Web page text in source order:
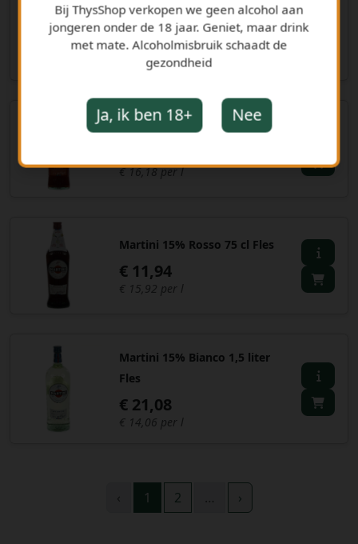
Offley porto White 75 cl Fles
€ 11,93
Martini Fiero 1,5 liter
€ 16,18 per l
Martini 15% Rosso 75 cl Fles
€ 11,94
€ 15,92 per l
Martini 15% Bianco 1,5 liter
Fles
€ 21,08
€ 14,06 per l
1 2 … ›
Bij ThysShop verkopen we geen alcohol aan
jongeren onder de 18 jaar. Geniet, maar drink
met mate. Alcoholmisbruik schaadt de
gezondheid
Ja, ik ben 18+ Nee